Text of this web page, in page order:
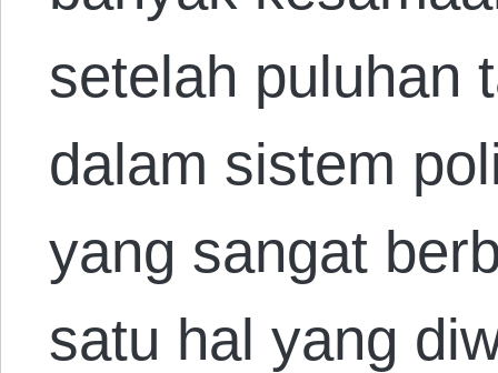
setelah puluhan
dalam sistem
yang sangat
satu hal yang